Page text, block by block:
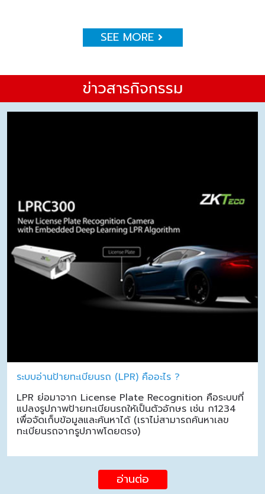
SEE MORE
ข่าวสารกิจกรรม
ระบบอ่านป้ายทะเบียนรถ (LPR) คืออะไร ?
LPR ย่อมาจาก License Plate Recognition คือระบบที่
แปลงรูปภาพป้ายทะเบียนรถให้เป็นตัวอักษร เช่น ก1234
เพื่อจัดเก็บข้อมูลและค้นหาได้ (เราไม่สามารถค้นหาเลข
ทะเบียนรถจากรูปภาพโดยตรง)
อ่านต่อ